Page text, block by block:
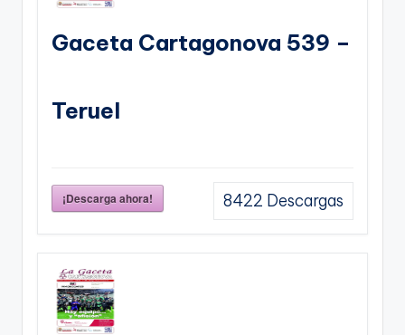
Gaceta Cartagonova 539 –
Teruel
¡Descarga ahora! 8422 Descargas